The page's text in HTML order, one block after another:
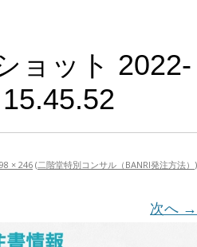
ョット 2022-
× 246 (二階堂特別コンサル（BANRI発注方法） )
次へ →